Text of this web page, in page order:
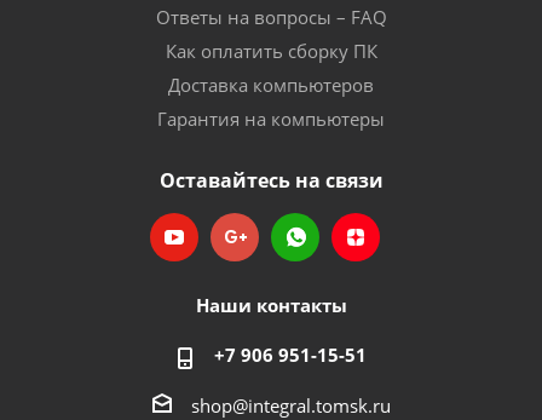
Ответы на вопросы – FAQ
Как оплатить сборку ПК
Доставка компьютеров
Гарантия на компьютеры
Оставайтесь на связи
Наши контакты
+7 906 951-15-51
shop@integral.tomsk.ru